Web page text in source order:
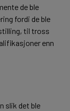
de ble
fordi de ble
til tross
enn
slik det ble